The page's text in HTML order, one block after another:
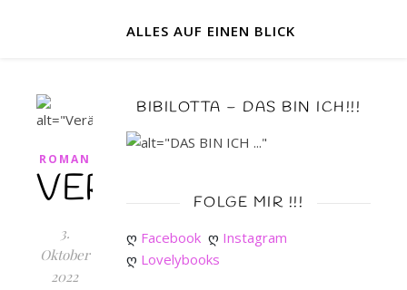
ALLES AUF EINEN BLICK
ROMAN
3.
Oktober
2022
BIBILOTTA – DAS BIN ICH!!!
FOLGE MIR !!!
ღ Facebook ღ Instagram
ღ Lovelybooks